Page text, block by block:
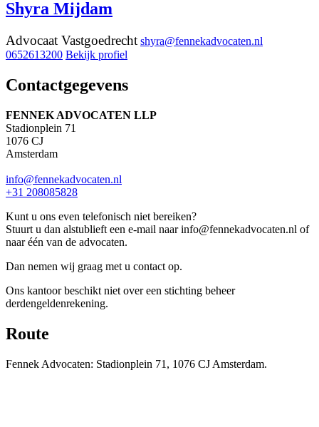
Shyra Mijdam
Advocaat Vastgoedrecht shyra@fennekadvocaten.nl
0652613200 Bekijk profiel
Contactgegevens
FENNEK ADVOCATEN LLP
Stadionplein 71
1076 CJ
Amsterdam
info@fennekadvocaten.nl
+31 208085828
Kunt u ons even telefonisch niet bereiken?
Stuurt u dan alstublieft een e-mail naar info@fennekadvocaten.nl of
naar één van de advocaten.
Dan nemen wij graag met u contact op.
Ons kantoor beschikt niet over een stichting beheer
derdengeldenrekening.
Route
Fennek Advocaten: Stadionplein 71, 1076 CJ Amsterdam.